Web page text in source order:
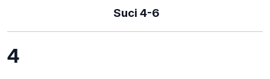
Suci 4-6
4